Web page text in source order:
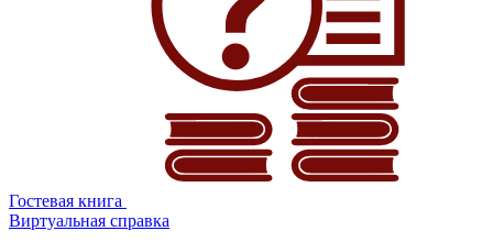
Гостевая книга
Виртуальная справка